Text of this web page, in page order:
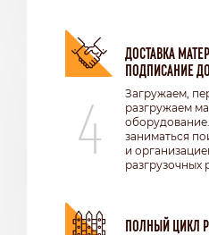
4
ДОСТАВКА
ПОДПИСАНИЕ
Загружаем,
разгружаем
заниматься
и
разгрузочных
ПОЛНЫЙ ЦИКЛ